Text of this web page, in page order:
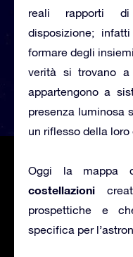
reali rapporti
disposizione;
formare degli
verità si trovano
appartengono a
presenza luminosa
un riflesso della
Oggi la mappa
costellazioni
prospettiche e
specifica per